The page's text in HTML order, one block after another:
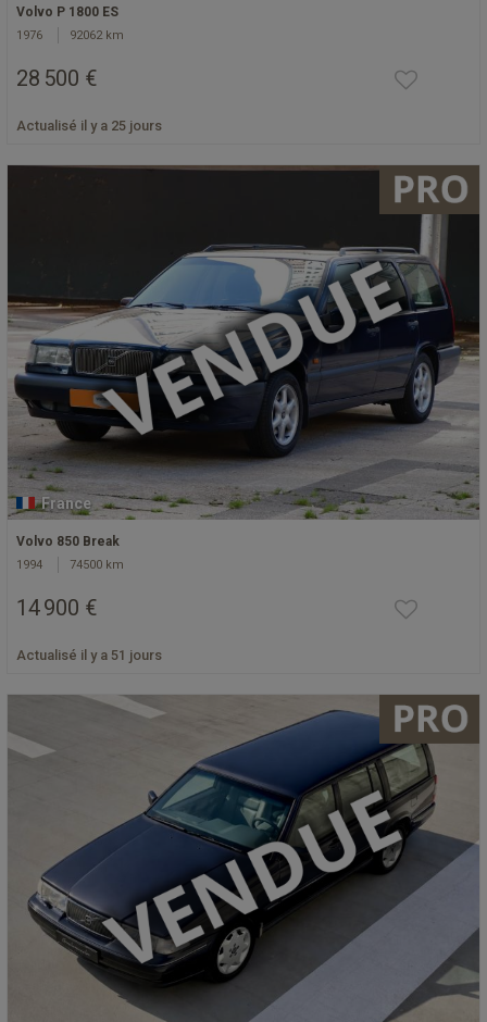
Volvo P 1800 ES
1976 92062 km
28 500 €
Actualisé il y a 25 jours
France
Volvo 850 Break
1994 74500 km
14 900 €
Actualisé il y a 51 jours